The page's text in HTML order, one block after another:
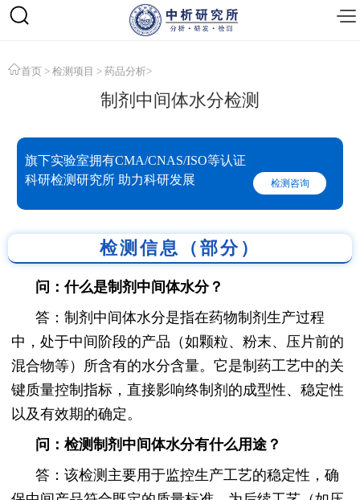
首页 > 检测项目 > 药品分析>
制剂中间体水分检测
旗下实验室拥有CMA/CNAS/ISO等认证
科研检测研究所 助力科研发展
检测咨询
检测信息（部分）
问：什么是制剂中间体水分？
答：制剂中间体水分是指在药物制剂生产过程
中，处于中间阶段的产品（如颗粒、粉末、压片前的
混合物等）所含有的水分含量。它是制药工艺中的关
键质量控制指标，直接影响终制剂的成型性、稳定性
以及有效期的确定。
问：检测制剂中间体水分有什么用途？
答：该检测主要用于监控生产工艺的稳定性，确